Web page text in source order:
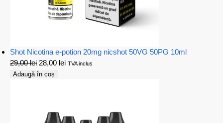
Shot Nicotina e-potion 20mg nicshot 50VG 50PG 10ml
29,00lei 28,00 lei TVA inclus
Adaugă în coș